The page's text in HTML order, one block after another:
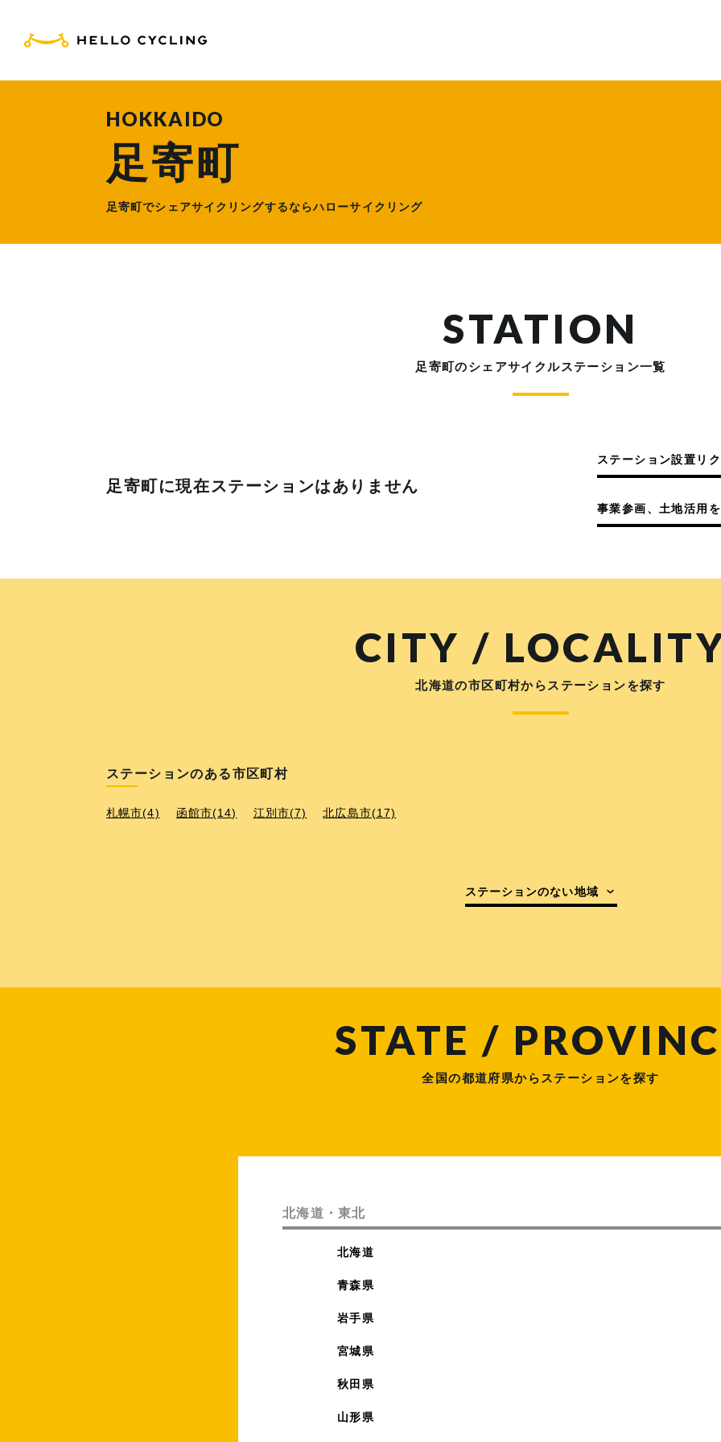
HOKKAIDO
足寄町
足寄町でシェアサイクリングするならハローサイクリング
STATION
足寄町のシェアサイクルステーション一覧
足寄町に現在ステーションはありません
ステーション設置リ
事業参画、土地活用
CITY /
北海道の市区町村からステーションを探す
ステーションのある市区町村
札幌市(4) 函館市(14) 江別市(7) 北広島市(17)
ステーションのない地域
STATE /
全国の都道府県からステーションを探す
北海道・東北
北海道
青森県
岩手県
宮城県
秋田県
山形県